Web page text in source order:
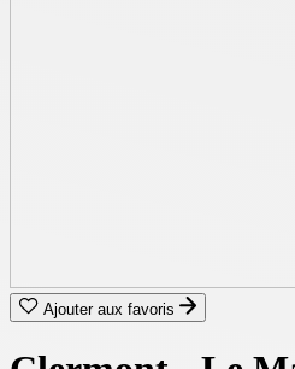
Ajouter aux favoris